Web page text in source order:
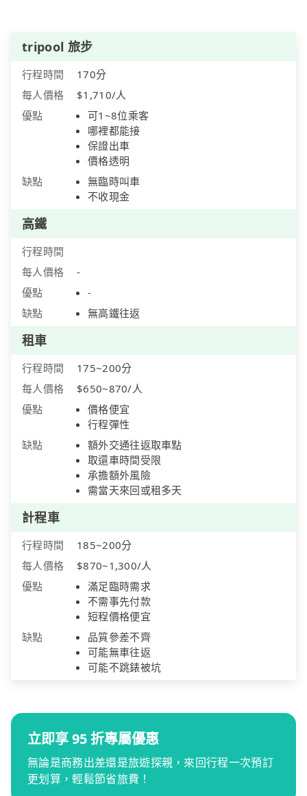
tripool 旅步
行程時間
170分
每人價格
$1,710/人
優點
可1~8位乘客
哪裡都能接
保證出車
價格透明
缺點
無臨時叫車
不收現金
高鐵
行程時間
每人價格
-
優點
-
缺點
無高鐵往返
租車
行程時間
175~200分
每人價格
$650~870/人
優點
價格便宜
行程彈性
缺點
額外交通往返取車點
取還車時間受限
承擔額外風險
需當天來回或租多天
計程車
行程時間
185~200分
每人價格
$870~1,300/人
優點
滿足臨時需求
不需事先付款
短程價格便宜
缺點
品質參差不齊
可能無車往返
可能不跳錶被坑
立即享 95 折專屬優惠
無論是商務出差還是旅遊探親，來回行程一次預訂
更划算，輕鬆節省旅費！